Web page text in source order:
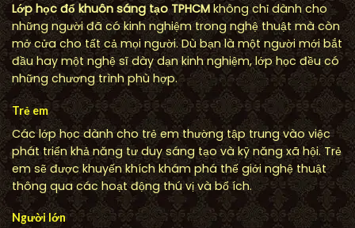
Lớp học đổ khuôn sáng tạo TPHCM không chỉ dành cho
những người đã có kinh nghiệm trong nghệ thuật mà còn
mở cửa cho tất cả mọi người. Dù bạn là một người mới bắt
đầu hay một nghệ sĩ dày dạn kinh nghiệm, lớp học đều có
những chương trình phù hợp.
Trẻ em
Các lớp học dành cho trẻ em thường tập trung vào việc
phát triển khả năng tư duy sáng tạo và kỹ năng xã hội. Trẻ
em sẽ được khuyến khích khám phá thế giới nghệ thuật
thông qua các hoạt động thú vị và bổ ích.
Người lớn